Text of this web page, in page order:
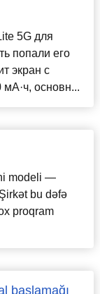
5G для
попали его
экран с
мА·ч, основн...
modeli —
bu dəfə
proqram
başlamağı